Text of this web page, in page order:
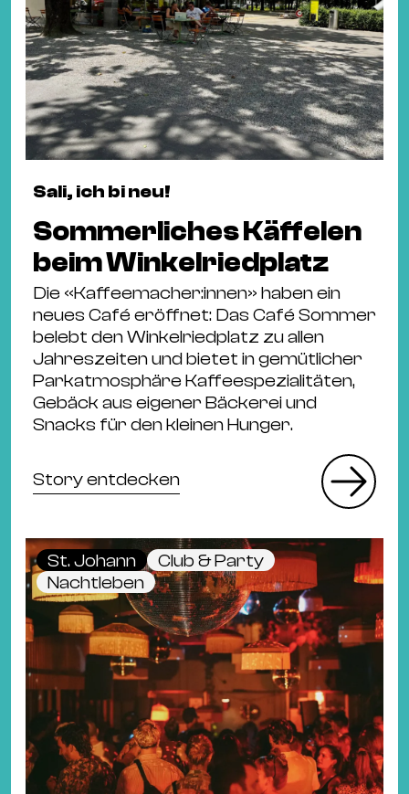
Sali, ich bi neu!
Sommerliches Käffelen
beim Winkelriedplatz
Die «Kaffeemacher:innen» haben ein
neues Café eröffnet: Das Café Sommer
belebt den Winkelriedplatz zu allen
Jahreszeiten und bietet in gemütlicher
Parkatmosphäre Kaffeespezialitäten,
Gebäck aus eigener Bäckerei und
Snacks für den kleinen Hunger.
Story entdecken
St. Johann
Club & Party
Nachtleben